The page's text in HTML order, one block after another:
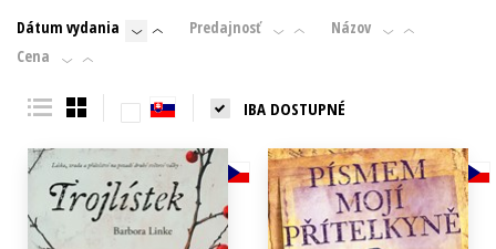
Dátum vydania Predajnosť
Názov
Cena
IBA DOSTUPNÉ